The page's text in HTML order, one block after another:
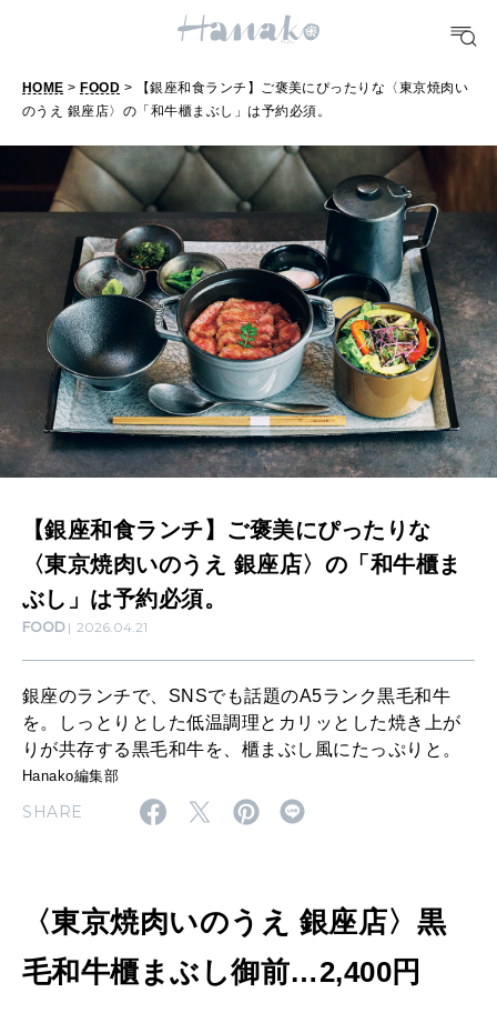
FOOD
おいしい
TRAVEL
どこ行く？
FORTUNE
明日のわたし
[12星座別] Weekly Holoscope
女神まり愛のタロットメッセージ
算命学がわかる今月のあなた
HEALTH
知る、考える
MAMA
ママもいろいろ
SUSTAINABLE
わたしができること
CULTURE
自分を耕す
【
座
和
食
ラ
ン
チ
】
ご
美
に
ぴ
っ
り
な
〈
東
肉
い
HOME > FOOD > 【銀座和食ランチ】ご褒美にぴったりな〈東京焼肉い
のうえ 銀座店〉の「和牛櫃まぶし」は予約必須。
【銀座和食ランチ】ご褒美にぴったりな
〈東京焼肉いのうえ 銀座店〉の「和牛櫃ま
ぶし」は予約必須。
FOOD 2026.04.21
銀座のランチで、SNSでも話題のA5ランク黒毛和牛
を。しっとりとした低温調理とカリッとした焼き上が
りが共存する黒毛和牛を、櫃まぶし風にたっぷりと。
Hanako編集部
SHARE
〈東京焼肉いのうえ 銀座店〉黒
毛和牛櫃まぶし御前…2,400円